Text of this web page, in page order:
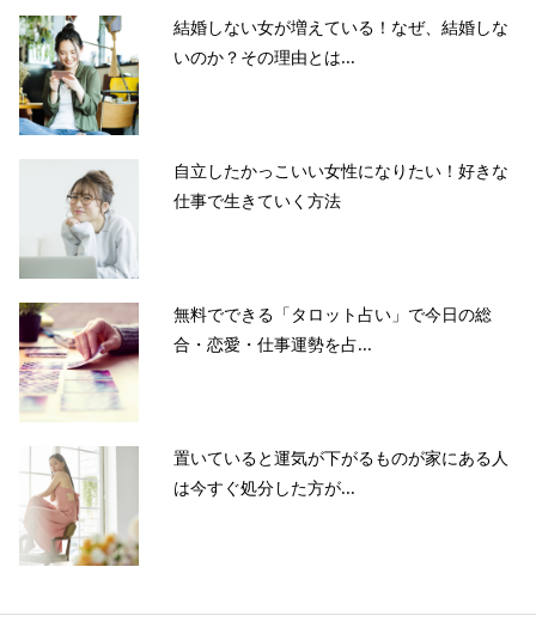
結婚しない女が増えている！なぜ、結婚しな
いのか？その理由とは...
自立したかっこいい女性になりたい！好きな
仕事で生きていく方法
無料でできる「タロット占い」で今日の総
合・恋愛・仕事運勢を占...
置いていると運気が下がるものが家にある人
は今すぐ処分した方が...